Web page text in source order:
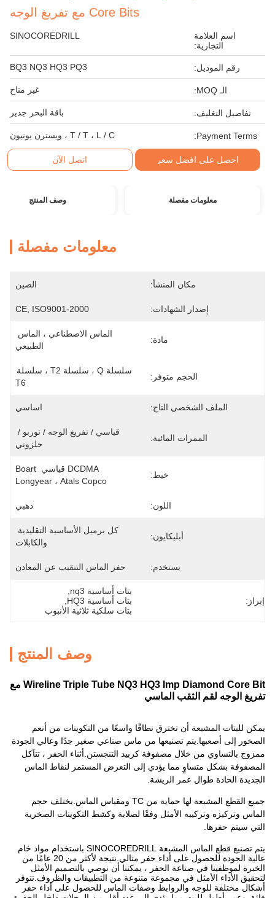
Core Bits مع تفريغ الوجه
اسم العلامة
التجارية:
SINOCOREDRILL
رقم الموديل: BQ3 NQ3 HQ3 PQ3
الـ MOQ: غير متاح
تفاصيل التغليف: باقة البحر جدير
Payment Terms: T / T ، L / C ، ويسترن يونيون
احصل على افضل سعر اتصل الآن
معلومات مفصلة وصف المنتج
معلومات مفصلة
مكان المنشأ: الصين
إصدار الشهادات: CE, ISO9001-2000
مادة:
الطبيعي
الحجم متوفر:
T6
الملف الشخصي التاج: اساسي
الممرات المائية:
حلزوني
خيط:
DCDMA قياسي Boart
Longyear ، Atals Copco
اللون: ذهبي
أبليكايون:
والكابلات
يستخدم: حفر الماس التنقيب عن المعادن
إبراز:
بتات أساسية nq3
بتات أساسية HQ3
بتات سلكية ثلاثية الأنبوب
وصف المنتج
Wireline Triple Tube NQ3 HQ3 Imp Diamond Core Bit مع
تفريغ الوجه لقم الثقب الماسي
يمكن للبتات المشبعة أن تخترق نطاقًا واسعًا من التكوينات من أنعم
الصخور إلى أصعبها.يتم تصنيعها من ماس صناعي صغير جدًا وعالي الجودة
ممزوج بالتساوي من خلال مصفوفة كربيد التنجستن.أثناء الحفر ، تتآكل
المصفوفة بشكل متساوٍ مما يؤدي إلى التعرض المستمر لنقاط الماس
الجديدة الحادة طوال عمر الريشة.
جميع القطع المشبعة لها حماية من TC ومقياس الماس.يختلف حجم
الماس وتركيزه وتركيبه الأمثل وفقًا لصلابة وكشط التكوينات الصخرية
التي سيتم حفرها.
يتم تصنيع قطع الماس المشبعة SINOCOREDRILL باستخدام مواد خام
عالية الجودة للحصول على أداء حفر مثالي.نتيجة لأكثر من 20 عامًا من
الخبرة لموظفينا في صناعة الحفر ، يمكننا أن نوصي بالتصميم الأمثل
لتحقيق الأداء الأمثل في مجموعة متنوعة من التطبيقات والظروف.تتوفر
أشكال مختلفة للوجه والروابط وصفات الماس للحصول على أداء حفر